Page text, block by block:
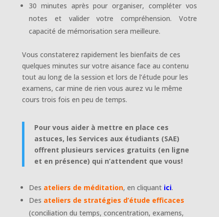
30 minutes après pour organiser, compléter vos
notes et valider votre compréhension. Votre
capacité de mémorisation sera meilleure.
Vous constaterez rapidement les bienfaits de ces
quelques minutes sur votre aisance face au contenu
tout au long de la session et lors de l’étude pour les
examens, car mine de rien vous aurez vu le même
cours trois fois en peu de temps.
Pour vous aider à mettre en place ces
astuces, les Services aux étudiants (SAE)
offrent plusieurs services gratuits (en ligne
et en présence) qui n’attendent que vous!
Des ateliers de méditation, en cliquant ici.
Des ateliers de stratégies d’étude efficaces
(conciliation du temps, concentration, examens,